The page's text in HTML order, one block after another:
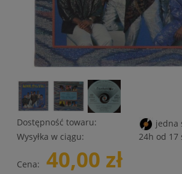
Dostępność towaru:
jedna
Wysyłka w ciągu:
24h od 17
Cena: 40,00 zł